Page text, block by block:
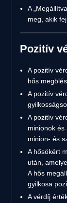
A
meg, akik
Pozitív
A pozitív
hős
A pozitív
A pozitív
minionok és
minion- és
A hősökért
után,
A hős
gyilkosa
A vérdíj